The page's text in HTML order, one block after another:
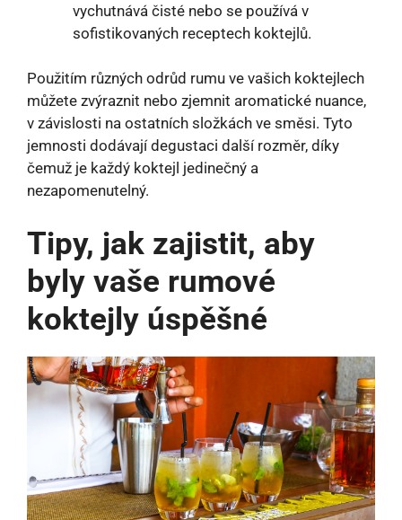
vychutnává čisté nebo se používá v
sofistikovaných receptech koktejlů.
Použitím různých odrůd rumu ve vašich koktejlech
můžete zvýraznit nebo zjemnit aromatické nuance,
v závislosti na ostatních složkách ve směsi. Tyto
jemnosti dodávají degustaci další rozměr, díky
čemuž je každý koktejl jedinečný a
nezapomenutelný.
Tipy, jak zajistit, aby
byly vaše rumové
koktejly úspěšné